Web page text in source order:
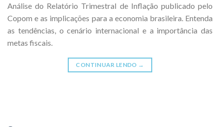
Análise do Relatório Trimestral de Inflação publicado pelo
Copom e as implicações para a economia brasileira. Entenda
as tendências, o cenário internacional e a importância das
metas fiscais.
CONTINUAR LENDO →